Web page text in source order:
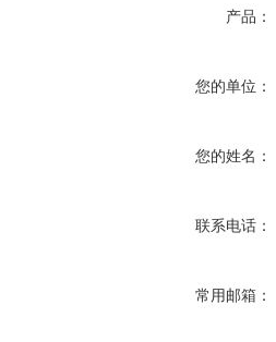
产品：
您的单位：
您的姓名：
联系电话：
常用邮箱：